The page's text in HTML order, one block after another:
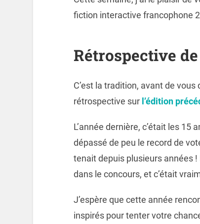
fiction interactive francophone
Rétrospective
C’est la tradition, avant de
rétrospective sur l’édition
L’année dernière, c’était les
dépassé de peu le record de
tenait depuis plusieurs années
dans le concours, et c’était
J’espère que cette année
inspirés pour tenter votre